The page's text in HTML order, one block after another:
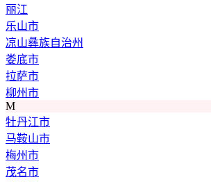
丽江
乐山市
凉山彝族自治州
娄底市
拉萨市
柳州市
M
牡丹江市
马鞍山市
梅州市
茂名市